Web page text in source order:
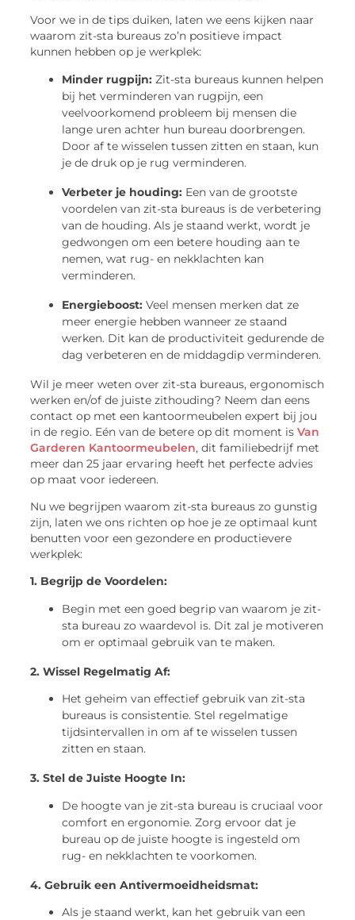
Voor we in de tips duiken, laten we eens kijken naar
waarom zit-sta bureaus zo’n positieve impact
kunnen hebben op je werkplek:
Minder rugpijn: Zit-sta bureaus kunnen helpen
bij het verminderen van rugpijn, een
veelvoorkomend probleem bij mensen die
lange uren achter hun bureau doorbrengen.
Door af te wisselen tussen zitten en staan, kun
je de druk op je rug verminderen.
Verbeter je houding: Een van de grootste
voordelen van zit-sta bureaus is de verbetering
van de houding. Als je staand werkt, wordt je
gedwongen om een betere houding aan te
nemen, wat rug- en nekklachten kan
verminderen.
Energieboost: Veel mensen merken dat ze
meer energie hebben wanneer ze staand
werken. Dit kan de productiviteit gedurende de
dag verbeteren en de middagdip verminderen.
Wil je meer weten over zit-sta bureaus, ergonomisch
werken en/of de juiste zithouding? Neem dan eens
contact op met een kantoormeubelen expert bij jou
in de regio. Eén van de betere op dit moment isVan
Garderen Kantoormeubelen, dit familiebedrijf met
meer dan 25 jaar ervaring heeft het perfecte advies
op maat voor iedereen.
Nu we begrijpen waarom zit-sta bureaus zo gunstig
zijn, laten we ons richten op hoe je ze optimaal kunt
benutten voor een gezondere en productievere
werkplek:
1. Begrijp de Voordelen:
Begin met een goed begrip van waarom je zit-
sta bureau zo waardevol is. Dit zal je motiveren
om er optimaal gebruik van te maken.
2. Wissel Regelmatig Af:
Het geheim van effectief gebruik van zit-sta
bureaus is consistentie. Stel regelmatige
tijdsintervallen in om af te wisselen tussen
zitten en staan.
3. Stel de Juiste Hoogte In:
De hoogte van je zit-sta bureau is cruciaal voor
comfort en ergonomie. Zorg ervoor dat je
bureau op de juiste hoogte is ingesteld om
rug- en nekklachten te voorkomen.
4. Gebruik een Antivermoeidheidsmat:
Als je staand werkt, kan het gebruik van een